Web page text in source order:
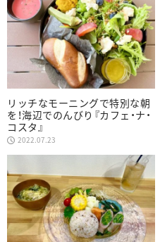
リッチなモーニングで特別な朝
を！海辺でのんびり『カフェ・ナ・
コスタ』
2022.07.23